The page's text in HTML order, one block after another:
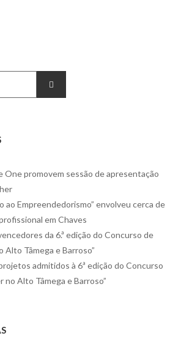
promovem sessão de apresentação
ao Empreendedorismo” envolveu cerca de
em Chaves
da 6.ª edição do Concurso de
Alto Tâmega e Barroso”
admitidos à 6ª edição do Concurso
no Alto Tâmega e Barroso”